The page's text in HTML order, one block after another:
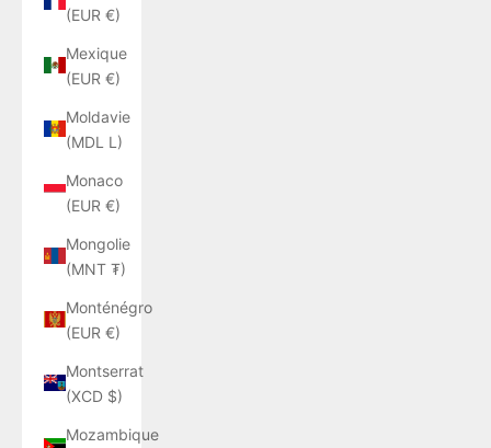
(EUR €)
Mexique
(EUR €)
Moldavie
(MDL L)
Monaco
(EUR €)
Mongolie
(MNT ₮)
Monténégro
(EUR €)
Montserrat
(XCD $)
Mozambique